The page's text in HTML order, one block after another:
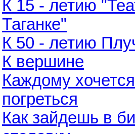
К 15 - летию
Таганке"
К 50 - летию
К вершине
Каждому
погреться
Как зайдешь в